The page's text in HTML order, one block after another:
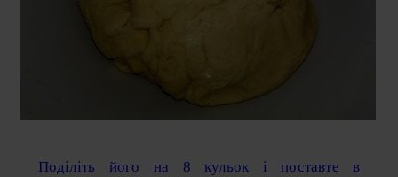
Поділіть його на 8 кульок і поставте в